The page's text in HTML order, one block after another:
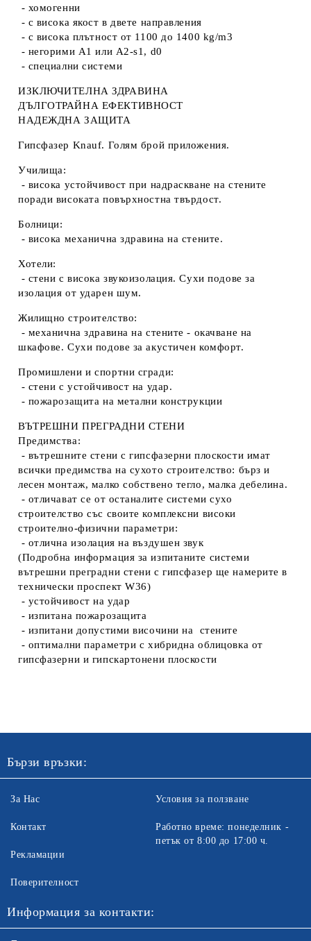
- хомогенни
- с висока якост в двете направления
- с висока плътност от 1100 до 1400 kg/m3
- негорими A1 или A2-s1, d0
- специални системи
ИЗКЛЮЧИТЕЛНА ЗДРАВИНА
ДЪЛГОТРАЙНА ЕФЕКТИВНОСТ
НАДЕЖДНА ЗАЩИТА
Гипсфазер Knauf. Голям брой приложения.
Училища:
- висока устойчивост при надраскване на стените
поради високата повърхностна твърдост.
Болници:
- висока механична здравина на стените.
Хотели:
- стени с висока звукоизолация. Сухи подове за
изолация от ударен шум.
Жилищно строителство:
- механична здравина на стените - окачване на
шкафове. Сухи подове за акустичен комфорт.
Промишлени и спортни сгради:
- стени с устойчивост на удар.
- пожарозащита на метални конструкции
ВЪТРЕШНИ ПРЕГРАДНИ СТЕНИ
Предимства:
- вътрешните стени с гипсфазерни плоскости имат
всички предимства на сухото строителство: бърз и
лесен монтаж, малко собствено тегло, малка дебелина.
- отличават се от останалите системи сухо
строителство със своите комплексни високи
строително-физични параметри:
- отлична изолация на въздушен звук
(Подробна информация за изпитаните системи
вътрешни преградни стени с гипсфазер ще намерите в
технически проспект W36)
- устойчивост на удар
- изпитана пожарозащита
- изпитани допустими височини на стените
- оптимални параметри с хибридна облицовка от
гипсфазерни и гипскартонени плоскости
Бързи връзки:
За Нас
Контакт
Рекламации
Поверителност
Условия за ползване
Работно време: понеделник -
петък от 8:00 до 17:00 ч.
Информация за контакти: